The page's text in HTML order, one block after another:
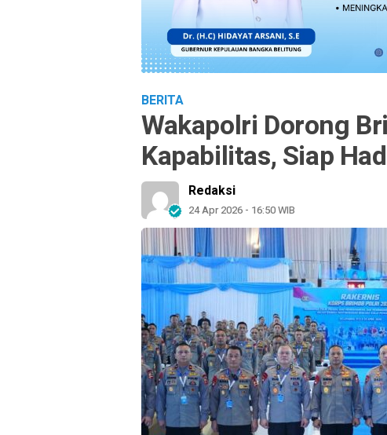
BERITA
Wakapolri Dorong
Kapabilitas, Siap
Redaksi
24 Apr 2026 - 16:50 WIB